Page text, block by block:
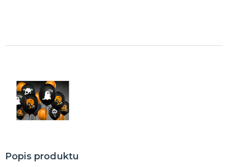
Popis produktu